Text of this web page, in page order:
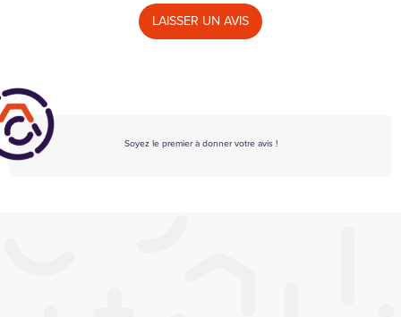
LAISSER UN AVIS
Soyez le premier à donner votre avis !